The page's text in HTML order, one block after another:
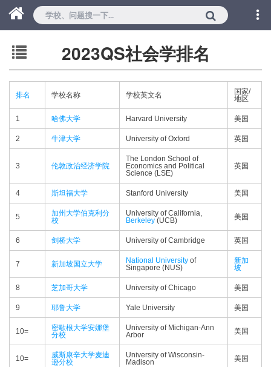
2023QS社会学排名
排名 学校名称 学校英文名
国家/
地区
1 哈佛大学 Harvard University 美国
2 牛津大学 University of Oxford 英国
3 伦敦政治经济学院
The London School of
Economics and Political
Science (LSE)
英国
4 斯坦福大学 Stanford University 美国
5
加州大学伯克利分
校
University of California,
Berkeley (UCB) 美国
6 剑桥大学 University of Cambridge 英国
7 新加坡国立大学 National University of
Singapore (NUS)
新加
坡
8 芝加哥大学 University of Chicago 美国
9 耶鲁大学 Yale University 美国
10=
密歇根大学安娜堡
分校
University of Michigan-Ann
Arbor
美国
10=
威斯康辛大学麦迪
逊分校
University of Wisconsin-
Madison
美国